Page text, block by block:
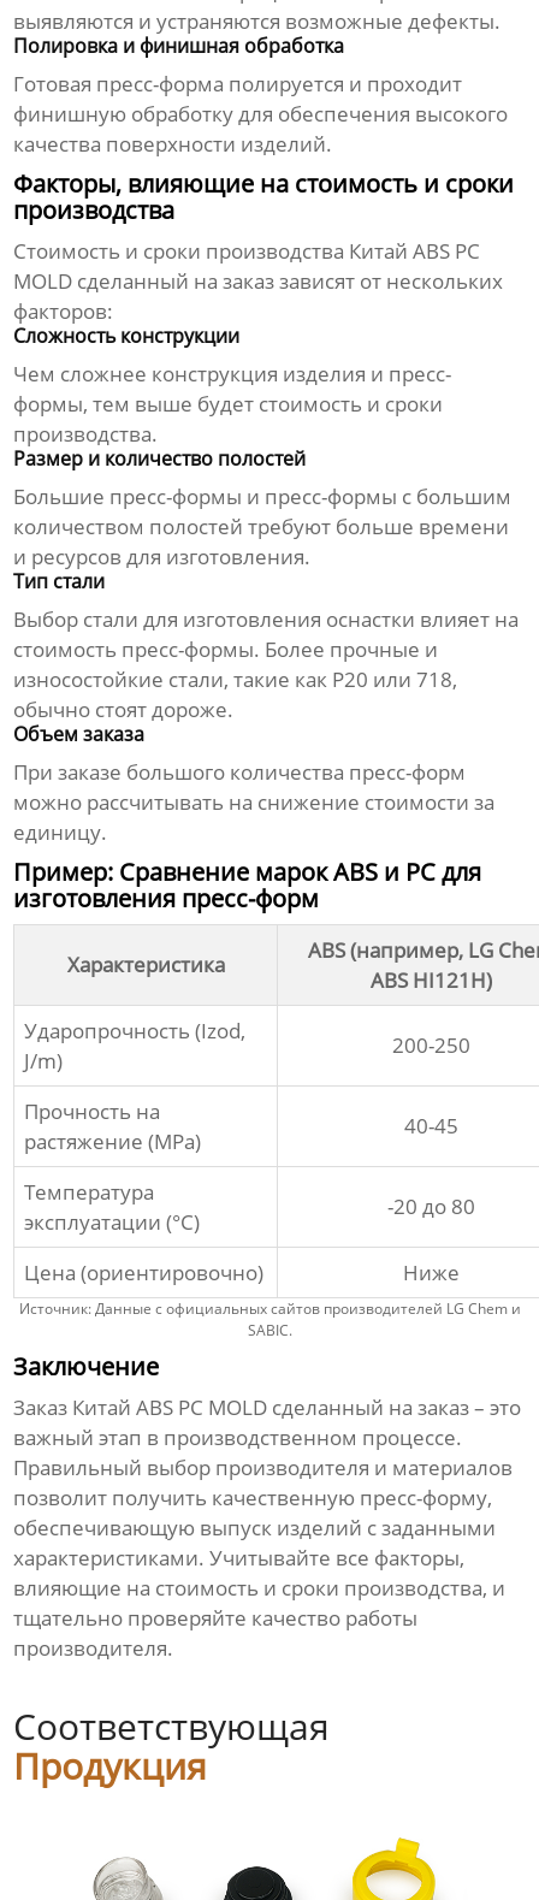
выявляются и устраняются возможные дефекты.
Полировка и финишная обработка
Готовая пресс-форма полируется и проходит
финишную обработку для обеспечения высокого
качества поверхности изделий.
Факторы, влияющие на стоимость и сроки
производства
Стоимость и сроки производства Китай ABS PC
MOLD сделанный на заказзависят от нескольких
факторов:
Сложность конструкции
Чем сложнее конструкция изделия и пресс-
формы, тем выше будет стоимость и сроки
производства.
Размер и количество полостей
Большие пресс-формы и пресс-формы с большим
количеством полостей требуют больше времени
и ресурсов для изготовления.
Тип стали
Выбор стали для изготовления оснастки влияет на
стоимость пресс-формы. Более прочные и
износостойкие стали, такие как P20 или 718,
обычно стоят дороже.
Объем заказа
При заказе большого количества пресс-форм
можно рассчитывать на снижение стоимости за
единицу.
Пример: Сравнение марок ABS и PC для
изготовления пресс-форм
Характеристика
ABS (например, LG
ABS HI121H)
Ударопрочность (Izod,
J/m)
200-250
Прочность на
растяжение (MPa)
40-45
Температура
эксплуатации (°C)
-20 до 80
Цена (ориентировочно) Ниже
Источник: Данные с официальных сайтов производителей LG Chem и
SABIC.
Заключение
Заказ Китай ABS PC MOLD сделанный на заказ– это
важный этап в производственном процессе.
Правильный выбор производителя и материалов
позволит получить качественную пресс-форму,
обеспечивающую выпуск изделий с заданными
характеристиками. Учитывайте все факторы,
влияющие на стоимость и сроки производства, и
тщательно проверяйте качество работы
производителя.
Соответствующая
Продукция